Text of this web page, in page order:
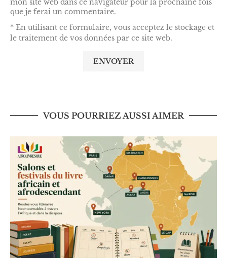
mon site web dans ce navigateur pour la prochaine fois
que je ferai un commentaire.
* En utilisant ce formulaire, vous acceptez le stockage et
le traitement de vos données par ce site web.
VOUS POURRIEZ AUSSI AIMER